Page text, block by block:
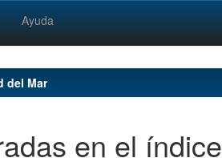
Ayuda
del Mar
en el índice